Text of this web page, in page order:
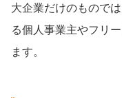
大企業だけのもので
る個人事業主やフリ
ます。